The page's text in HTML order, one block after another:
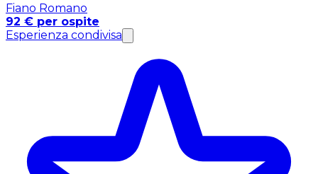
Fiano Romano
92 € per ospite
Esperienza condivisa